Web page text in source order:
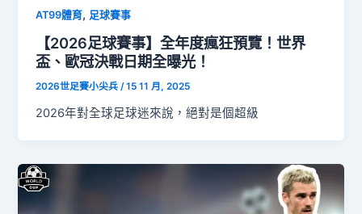
AT99體育, 足球賽事
【2026足球賽事】全年度瘋狂預覽！世界
盃、歐冠決戰日期全曝光！
2026世足賽小尖兵/15 11 月, 2025
2026年對全球足球迷來說，絕對是個超級